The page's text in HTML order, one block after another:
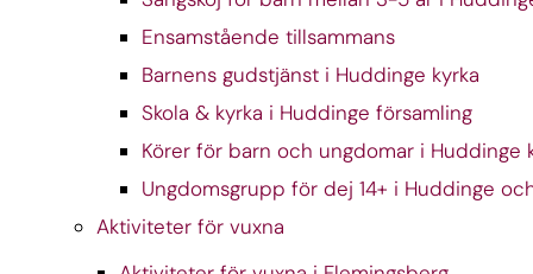
Ensamstående tillsammans
Barnens gudstjänst i Huddinge kyrka
Skola & kyrka i Huddinge församling
Körer för barn och ungdomar i Huddinge
Ungdomsgrupp för dej 14+ i Huddinge
Aktiviteter för vuxna